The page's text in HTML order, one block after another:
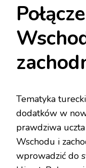
Tematyka
dodatków w
prawdziwa
Wschodu i
wprowadzić do